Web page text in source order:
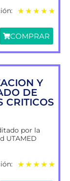
★ ★ ★ ★ ★
COMPRAR
Y
DE
CRITICOS
por la
UTAMED
★ ★ ★ ★ ★